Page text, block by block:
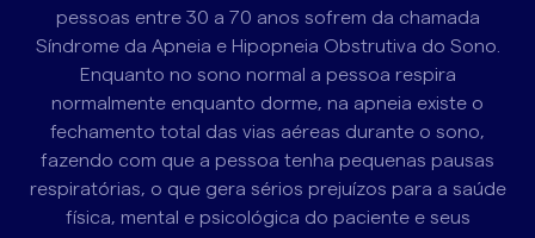
pessoas entre 30 a 70 anos sofrem da chamada
Síndrome da Apneia e Hipopneia Obstrutiva do Sono.
Enquanto no sono normal a pessoa respira
normalmente enquanto dorme, na apneia existe o
fechamento total das vias aéreas durante o sono,
fazendo com que a pessoa tenha pequenas pausas
respiratórias, o que gera sérios prejuízos para a saúde
física, mental e psicológica do paciente e seus